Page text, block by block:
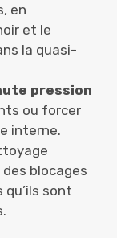
en
et le
la quasi-
pression
ou forcer
interne.
blocages
sont